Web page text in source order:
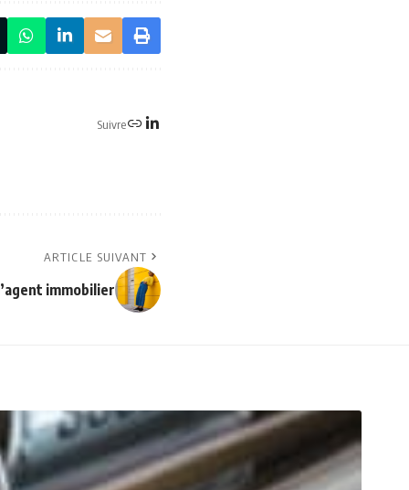
Suivre
ARTICLE SUIVANT
immobilier